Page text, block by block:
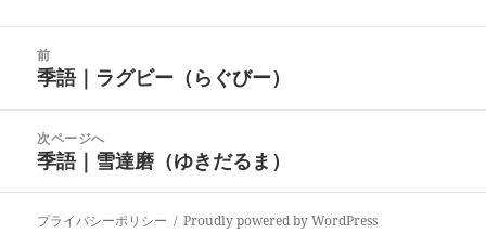
前
前
投
稿:
季語｜ラグビー（らぐびー）
次ページへ
次
投
季語｜雪達磨（ゆきだるま）
プライバシーポリシー Proudly powered by WordPress